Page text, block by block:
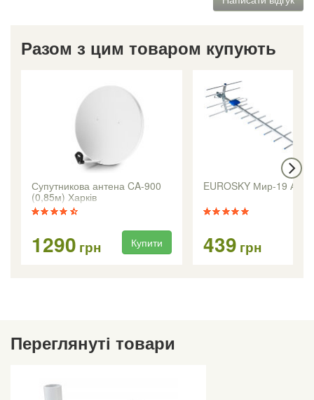
Разом з цим товаром купують
Супутникова антена CA-900
(0,85м) Харків
1290 грн Купити
EUROSKY Мир-19
439 грн
Переглянуті товари